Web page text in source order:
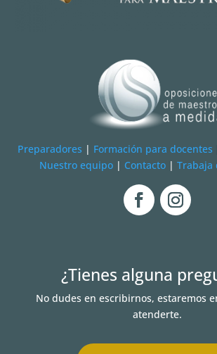
Preparadores | Formación para docentes
Nuestro equipo| Contacto| Trabaja
¿Tienes alguna
No dudes en escribirnos, estaremos
atenderte.